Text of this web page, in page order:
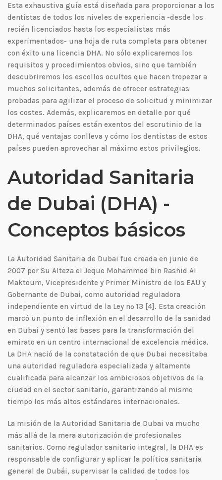
Esta exhaustiva guía está diseñada para proporcionar a los
dentistas de todos los niveles de experiencia -desde los
recién licenciados hasta los especialistas más
experimentados- una hoja de ruta completa para obtener
con éxito una licencia DHA. No sólo explicaremos los
requisitos y procedimientos obvios, sino que también
descubriremos los escollos ocultos que hacen tropezar a
muchos solicitantes, además de ofrecer estrategias
probadas para agilizar el proceso de solicitud y minimizar
los costes. Además, explicaremos en detalle por qué
determinados países están exentos del escrutinio de la
DHA, qué ventajas conlleva y cómo los dentistas de estos
países pueden aprovechar al máximo estos privilegios.
Autoridad Sanitaria
de Dubai (DHA) -
Conceptos básicos
La Autoridad Sanitaria de Dubai fue creada en junio de
2007 por Su Alteza el Jeque Mohammed bin Rashid Al
Maktoum, Vicepresidente y Primer Ministro de los EAU y
Gobernante de Dubai, como autoridad reguladora
independiente en virtud de la Ley nº 13 [4]. Esta creación
marcó un punto de inflexión en el desarrollo de la sanidad
en Dubai y sentó las bases para la transformación del
emirato en un centro internacional de excelencia médica.
La DHA nació de la constatación de que Dubai necesitaba
una autoridad reguladora especializada y altamente
cualificada para alcanzar los ambiciosos objetivos de la
ciudad en el sector sanitario, garantizando al mismo
tiempo los más altos estándares internacionales.
La misión de la Autoridad Sanitaria de Dubai va mucho
más allá de la mera autorización de profesionales
sanitarios. Como regulador sanitario integral, la DHA es
responsable de configurar y aplicar la política sanitaria
general de Dubái, supervisar la calidad de todos los